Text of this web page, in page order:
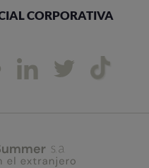
CORPORATIVA